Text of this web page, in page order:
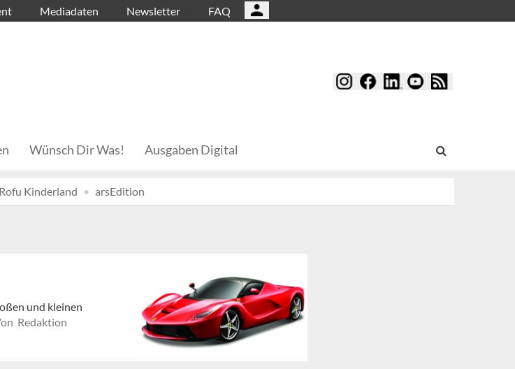
Mediadaten Newsletter FAQ
Wünsch Dir Was! Ausgaben Digital
Rofu Kinderland arsEdition
und kleinen
Redaktion